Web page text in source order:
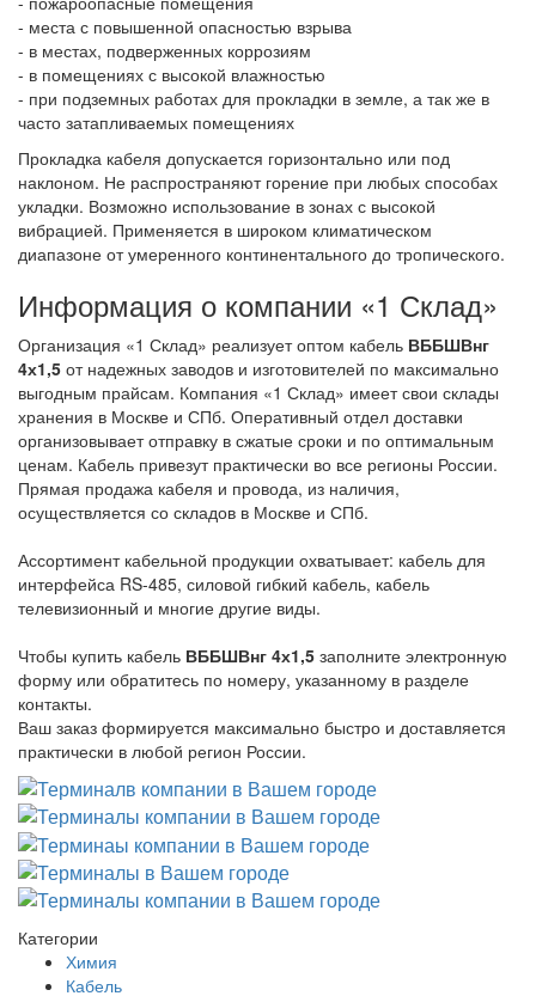
- места с повышенной опасностью взрыва
- в местах, подверженных коррозиям
- в помещениях с высокой влажностью
- при подземных работах для прокладки в земле, а так же в
часто затапливаемых помещениях
Прокладка кабеля допускается горизонтально или под
наклоном. Не распространяют горение при любых способах
укладки. Возможно использование в зонах с высокой
вибрацией. Применяется в широком климатическом
диапазоне от умеренного континентального до тропического.
Информация о компании «1 Склад»
Организация «1 Склад» реализует оптом кабель ВББШВнг
4х1,5 от надежных заводов и изготовителей по максимально
выгодным прайсам. Компания «1 Склад» имеет свои склады
хранения в Москве и СПб. Оперативный отдел доставки
организовывает отправку в сжатые сроки и по оптимальным
ценам. Кабель привезут практически во все регионы России.
Прямая продажа кабеля и провода, из наличия,
осуществляется со складов в Москве и СПб.
Ассортимент кабельной продукции охватывает: кабель для
интерфейса RS-485, силовой гибкий кабель, кабель
телевизионный и многие другие виды.
Чтобы купить кабель ВББШВнг 4х1,5 заполните электронную
форму или обратитесь по номеру, указанному в разделе
контакты.
Ваш заказ формируется максимально быстро и доставляется
практически в любой регион России.
Категории
Химия
Кабель